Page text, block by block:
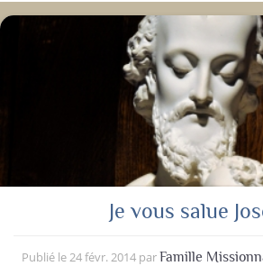
Je vous salue
Publié le24 févr. 2014 parFamille